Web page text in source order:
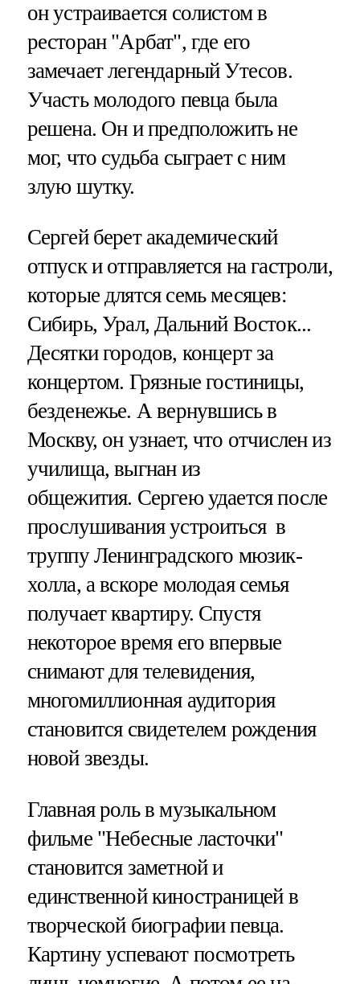
он устраивается солистом в
ресторан "Арбат", где его
замечает легендарный Утесов.
Участь молодого певца была
решена. Он и предположить не
мог, что судьба сыграет с ним
злую шутку.
Сергей берет академический
отпуск и отправляется на гастроли,
которые длятся семь месяцев:
Сибирь, Урал, Дальний Восток...
Десятки городов, концерт за
концертом. Грязные гостиницы,
безденежье. А вернувшись в
Москву, он узнает, что отчислен из
училища, выгнан из
общежития. Сергею удается после
прослушивания устроиться в
труппу Ленинградского мюзик-
холла, а вскоре молодая семья
получает квартиру. Спустя
некоторое время его впервые
снимают для телевидения,
многомиллионная аудитория
становится свидетелем рождения
новой звезды.
Главная роль в музыкальном
фильме "Небесные ласточки"
становится заметной и
единственной киностраницей в
творческой биографии певца.
Картину успевают посмотреть